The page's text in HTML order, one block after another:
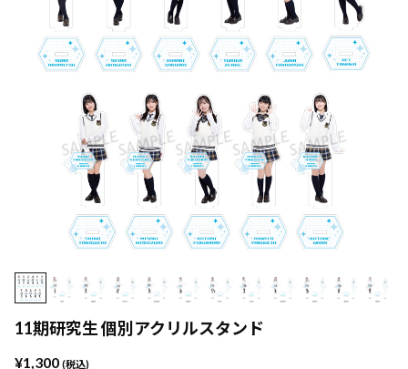
11期研究生 個別アクリルスタンド
¥1,300 (税込)